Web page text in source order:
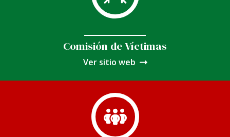
Comisión de Víctimas
Ver sitio web